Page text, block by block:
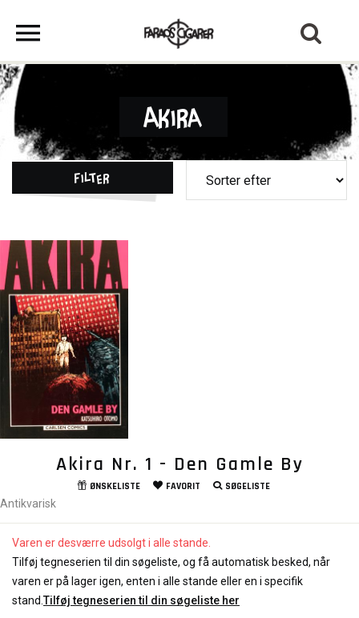
Akira
Filter
Akira Nr. 1 - Den Gamle By
ØNSKELISTE FAVORIT SØGELISTE
Antikvarisk
Varen er desværre udsolgt i alle stande.
Tilføj tegneserien til din søgeliste, og få automatisk besked, når
varen er på lager igen, enten i alle stande eller en i specifik
stand. Tilføj tegneserien til din søgeliste her